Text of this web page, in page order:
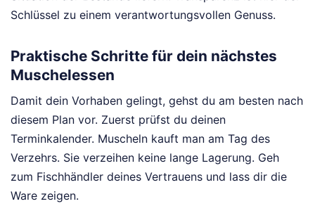
Schlüssel zu einem verantwortungsvollen Genuss.
Praktische Schritte für dein nächstes
Muschelessen
Damit dein Vorhaben gelingt, gehst du am besten nach
diesem Plan vor. Zuerst prüfst du deinen
Terminkalender. Muscheln kauft man am Tag des
Verzehrs. Sie verzeihen keine lange Lagerung. Geh
zum Fischhändler deines Vertrauens und lass dir die
Ware zeigen.